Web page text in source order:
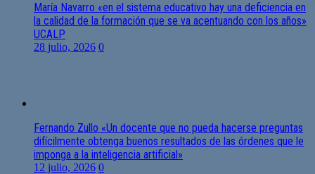
María Navarro «en el sistema educativo hay una deficiencia en
la calidad de la formación que se va acentuando con los años»
UCALP
28 julio, 2026 0
Fernando Zullo «Un docente que no pueda hacerse preguntas
difícilmente obtenga buenos resultados de las órdenes que le
imponga a la inteligencia artificial»
12 julio, 2026 0